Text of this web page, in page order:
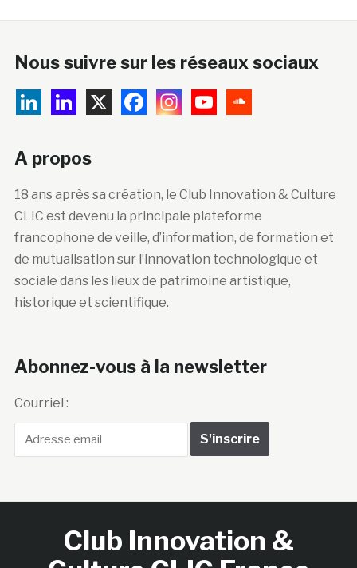
Nous suivre sur les réseaux sociaux
A propos
18 ans après sa création, le Club Innovation & Culture
CLIC est devenu la principale plateforme
francophone de veille, d’information, de formation et
de mutualisation sur l’innovation technologique et
sociale dans les lieux de patrimoine artistique,
historique et scientifique.
Abonnez-vous à la newsletter
Courriel :
Club Innovation &